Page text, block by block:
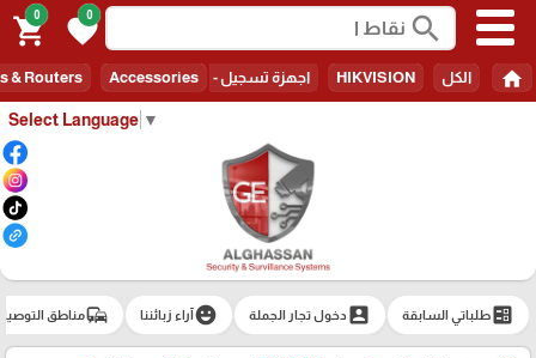
Select Language ▼
search
0
favorite
0
shopping_cart
home الكل HIKVISION اجهزة تسجيل - Recorders & Routers Accessories
ballotطلباتي السابقة account_boxدخول تجار الجملة emoji_emotionsآراء زبائننا commuteمناطق